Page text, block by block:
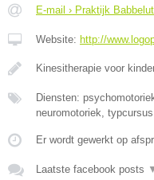
E-mail › Praktijk Babbelut
Website: http://
Kinesitherapie voor
Diensten:
neuromotoriek, typcursus
Er wordt gewerkt op
Laatste facebook posts